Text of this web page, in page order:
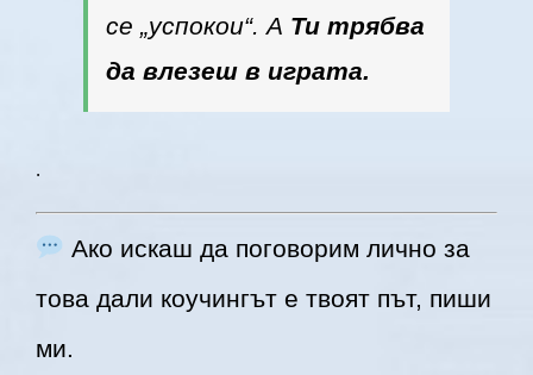
се „успокои“. А Ти трябва
да влезеш в играта.
.
Ако искаш да поговорим лично за
това дали коучингът е твоят път, пиши
ми.